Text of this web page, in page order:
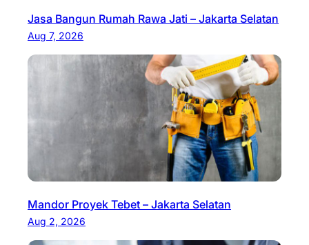
Jasa Bangun Rumah Rawa Jati – Jakarta Selatan
Aug 7, 2026
Mandor Proyek Tebet – Jakarta Selatan
Aug 2, 2026